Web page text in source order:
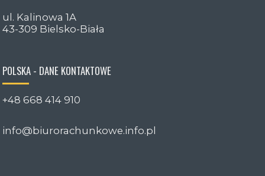
ul. Kalinowa 1A
43-309 Bielsko-Biała
POLSKA - DANE KONTAKTOWE
+48 668 414 910
info@biurorachunkowe.info.pl